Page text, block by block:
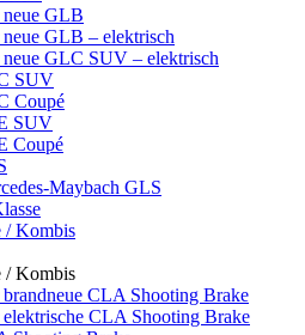
GLB
GLB – elektrisch
GLC SUV – elektrisch
SUV
Coupé
SUV
Coupé
Maybach GLS
/ Kombis
/ Kombis
CLA Shooting Brake
CLA Shooting Brake